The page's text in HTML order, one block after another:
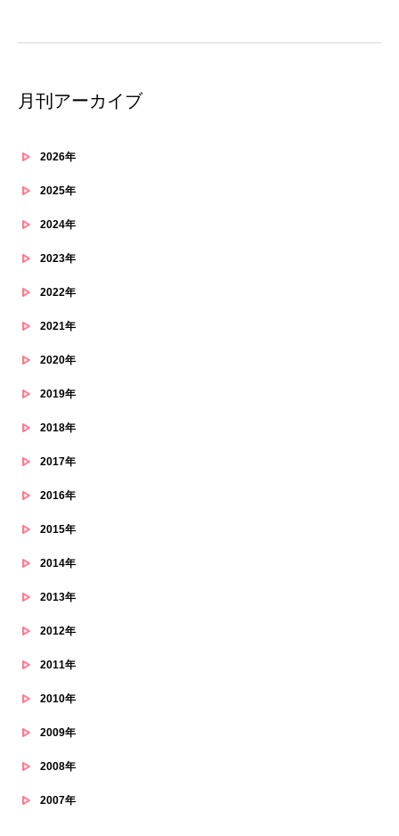
月刊アーカイブ
2026年
2025年
2024年
2023年
2022年
2021年
2020年
2019年
2018年
2017年
2016年
2015年
2014年
2013年
2012年
2011年
2010年
2009年
2008年
2007年